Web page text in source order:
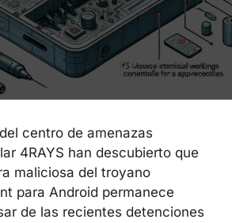
centro de amenazas
4RAYS han descubierto que
maliciosa del troyano
para Android permanece
de las recientes detenciones